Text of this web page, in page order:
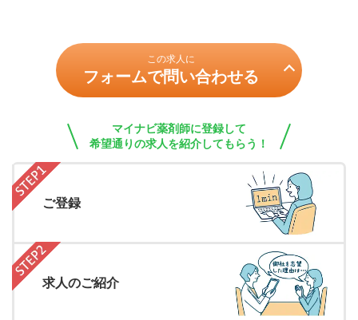
この求人に
フォームで問い合わせる
マイナビ薬剤師に登録して
希望通りの求人を紹介してもらう！
ご登録
求人のご紹介